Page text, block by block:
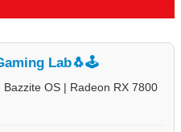
Lab🐧🕹️
Bazzite OS | Radeon RX 7800